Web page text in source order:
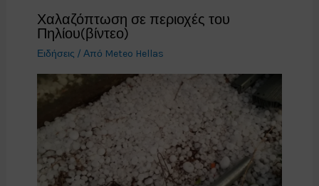
Χαλαζόπτωση σε περιοχές του
Πηλίου(βίντεο)
Ειδήσεις / Από Meteo Hellas